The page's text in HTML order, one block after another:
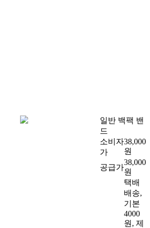
일반 백팩 밴
드
소비자
가
38,000
원
공급가
38,000
원
택배
배송,
기본
4000
원, 제